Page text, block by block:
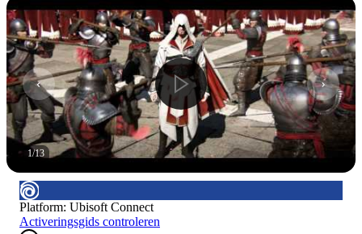
1/13
Platform: Ubisoft Connect
Activeringsgids controleren